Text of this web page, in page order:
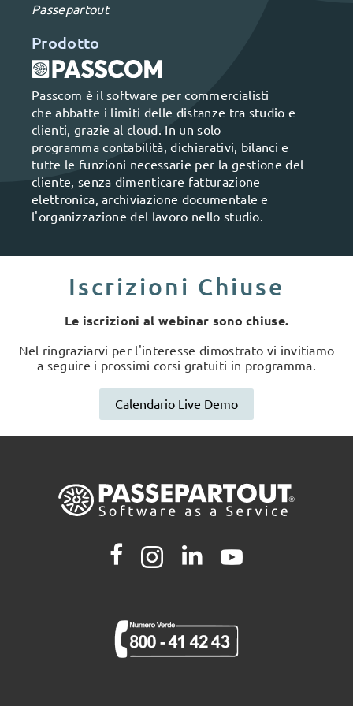
Passepartout
Prodotto
Passcom è il software per commercialisti
che abbatte i limiti delle distanze tra studio e
clienti, grazie al cloud. In un solo
programma contabilità, dichiarativi, bilanci e
tutte le funzioni necessarie per la gestione del
cliente, senza dimenticare fatturazione
elettronica, archiviazione documentale e
l'organizzazione del lavoro nello studio.
Iscrizioni Chiuse
Le iscrizioni al webinar sono chiuse.
Nel ringraziarvi per l'interesse dimostrato vi invitiamo
a seguire i prossimi corsi gratuiti in programma.
Calendario Live Demo